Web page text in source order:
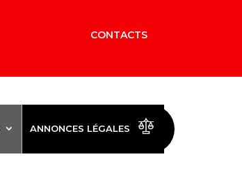
CONTACTS
ANNONCES LÉGALES